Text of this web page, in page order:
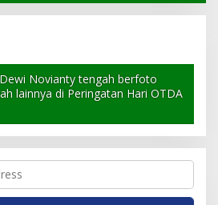
Novianty tengah berfoto
lainnya di Peringatan Hari OTDA